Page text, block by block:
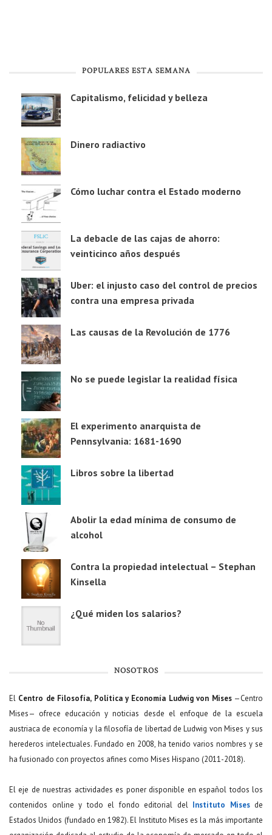
POPULARES ESTA SEMANA
Capitalismo, felicidad y belleza
Dinero radiactivo
Cómo luchar contra el Estado moderno
La debacle de las cajas de ahorro:
veinticinco años después
Uber: el injusto caso del control de precios
contra una empresa privada
Las causas de la Revolución de 1776
No se puede legislar la realidad física
El experimento anarquista de
Pennsylvania: 1681-1690
Libros sobre la libertad
Abolir la edad mínima de consumo de
alcohol
Contra la propiedad intelectual – Stephan
Kinsella
¿Qué miden los salarios?
NOSOTROS
El Centro de Filosofía, Política y Economía Ludwig von Mises—Centro
Mises— ofrece educación y noticias desde el enfoque de la escuela
austriaca de economía y la filosofía de libertad de Ludwig von Mises y sus
herederos intelectuales. Fundado en 2008, ha tenido varios nombres y se
ha fusionado con proyectos afines como Mises Hispano (2011-2018).
El eje de nuestras actividades es poner disponible en español todos los
contenidos online y todo el fondo editorial del Instituto Misesde
Estados Unidos (fundado en 1982). El Instituto Mises es la más importante